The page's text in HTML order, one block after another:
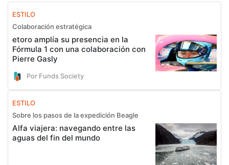
ESTILO
Colaboración estratégica
etoro amplía su presencia en la
Fórmula 1 con una colaboración con
Pierre Gasly
Por Funds Society
ESTILO
Sobre los pasos de la expedición Beagle
Alfa viajera: navegando entre las
aguas del fin del mundo